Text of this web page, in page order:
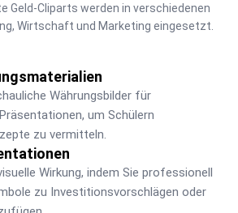
Geld-Cliparts werden in verschiedenen
Wirtschaft und Marketing eingesetzt.
Währungsbilder für
um Schülern
zu vermitteln.
Wirkung, indem Sie professionell
zu Investitionsvorschlägen oder